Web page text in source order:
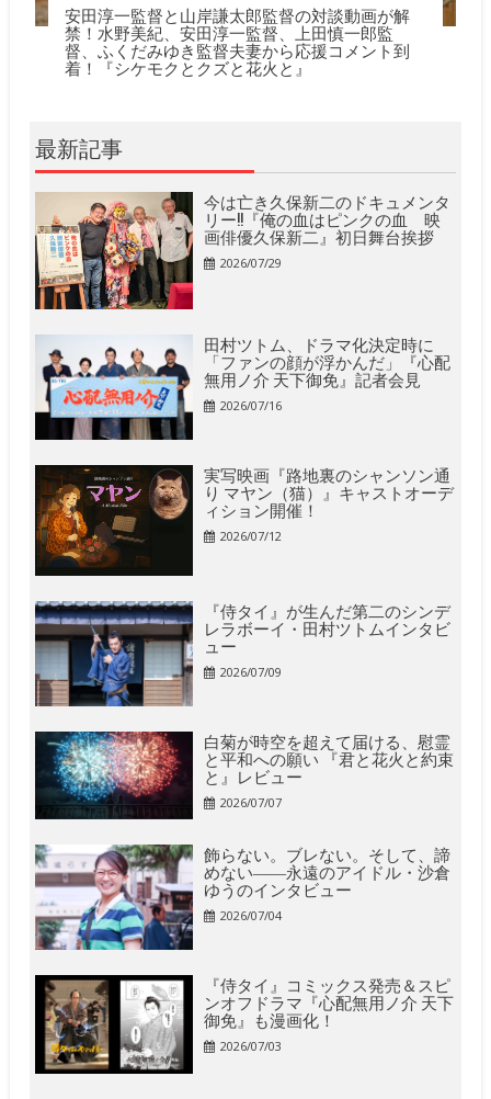
安田淳一監督と山岸謙太郎監督の対談動画が解
禁！水野美紀、安田淳一監督、上田慎一郎監
督、ふくだみゆき監督夫妻から応援コメント到
着！『シケモクとクズと花火と』
最新記事
今は亡き久保新二のドキュメンタ
リー!!『俺の血はピンクの血 映
画俳優久保新二』初日舞台挨拶
2026/07/29
田村ツトム、ドラマ化決定時に
「ファンの顔が浮かんだ」『心配
無用ノ介 天下御免』記者会見
2026/07/16
実写映画『路地裏のシャンソン通
り マヤン（猫）』キャストオーデ
ィション開催！
2026/07/12
『侍タイ』が生んだ第二のシンデ
レラボーイ・田村ツトムインタビ
ュー
2026/07/09
白菊が時空を超えて届ける、慰霊
と平和への願い 『君と花火と約束
と』レビュー
2026/07/07
飾らない。ブレない。そして、諦
めない――永遠のアイドル・沙倉
ゆうのインタビュー
2026/07/04
『侍タイ』コミックス発売＆スピ
ンオフドラマ『心配無用ノ介 天下
御免』も漫画化！
2026/07/03